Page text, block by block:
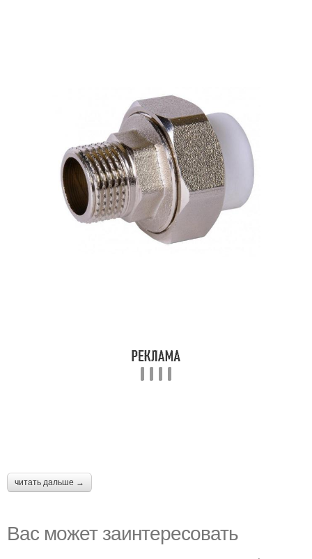
читать дальше →
Вас может заинтересовать